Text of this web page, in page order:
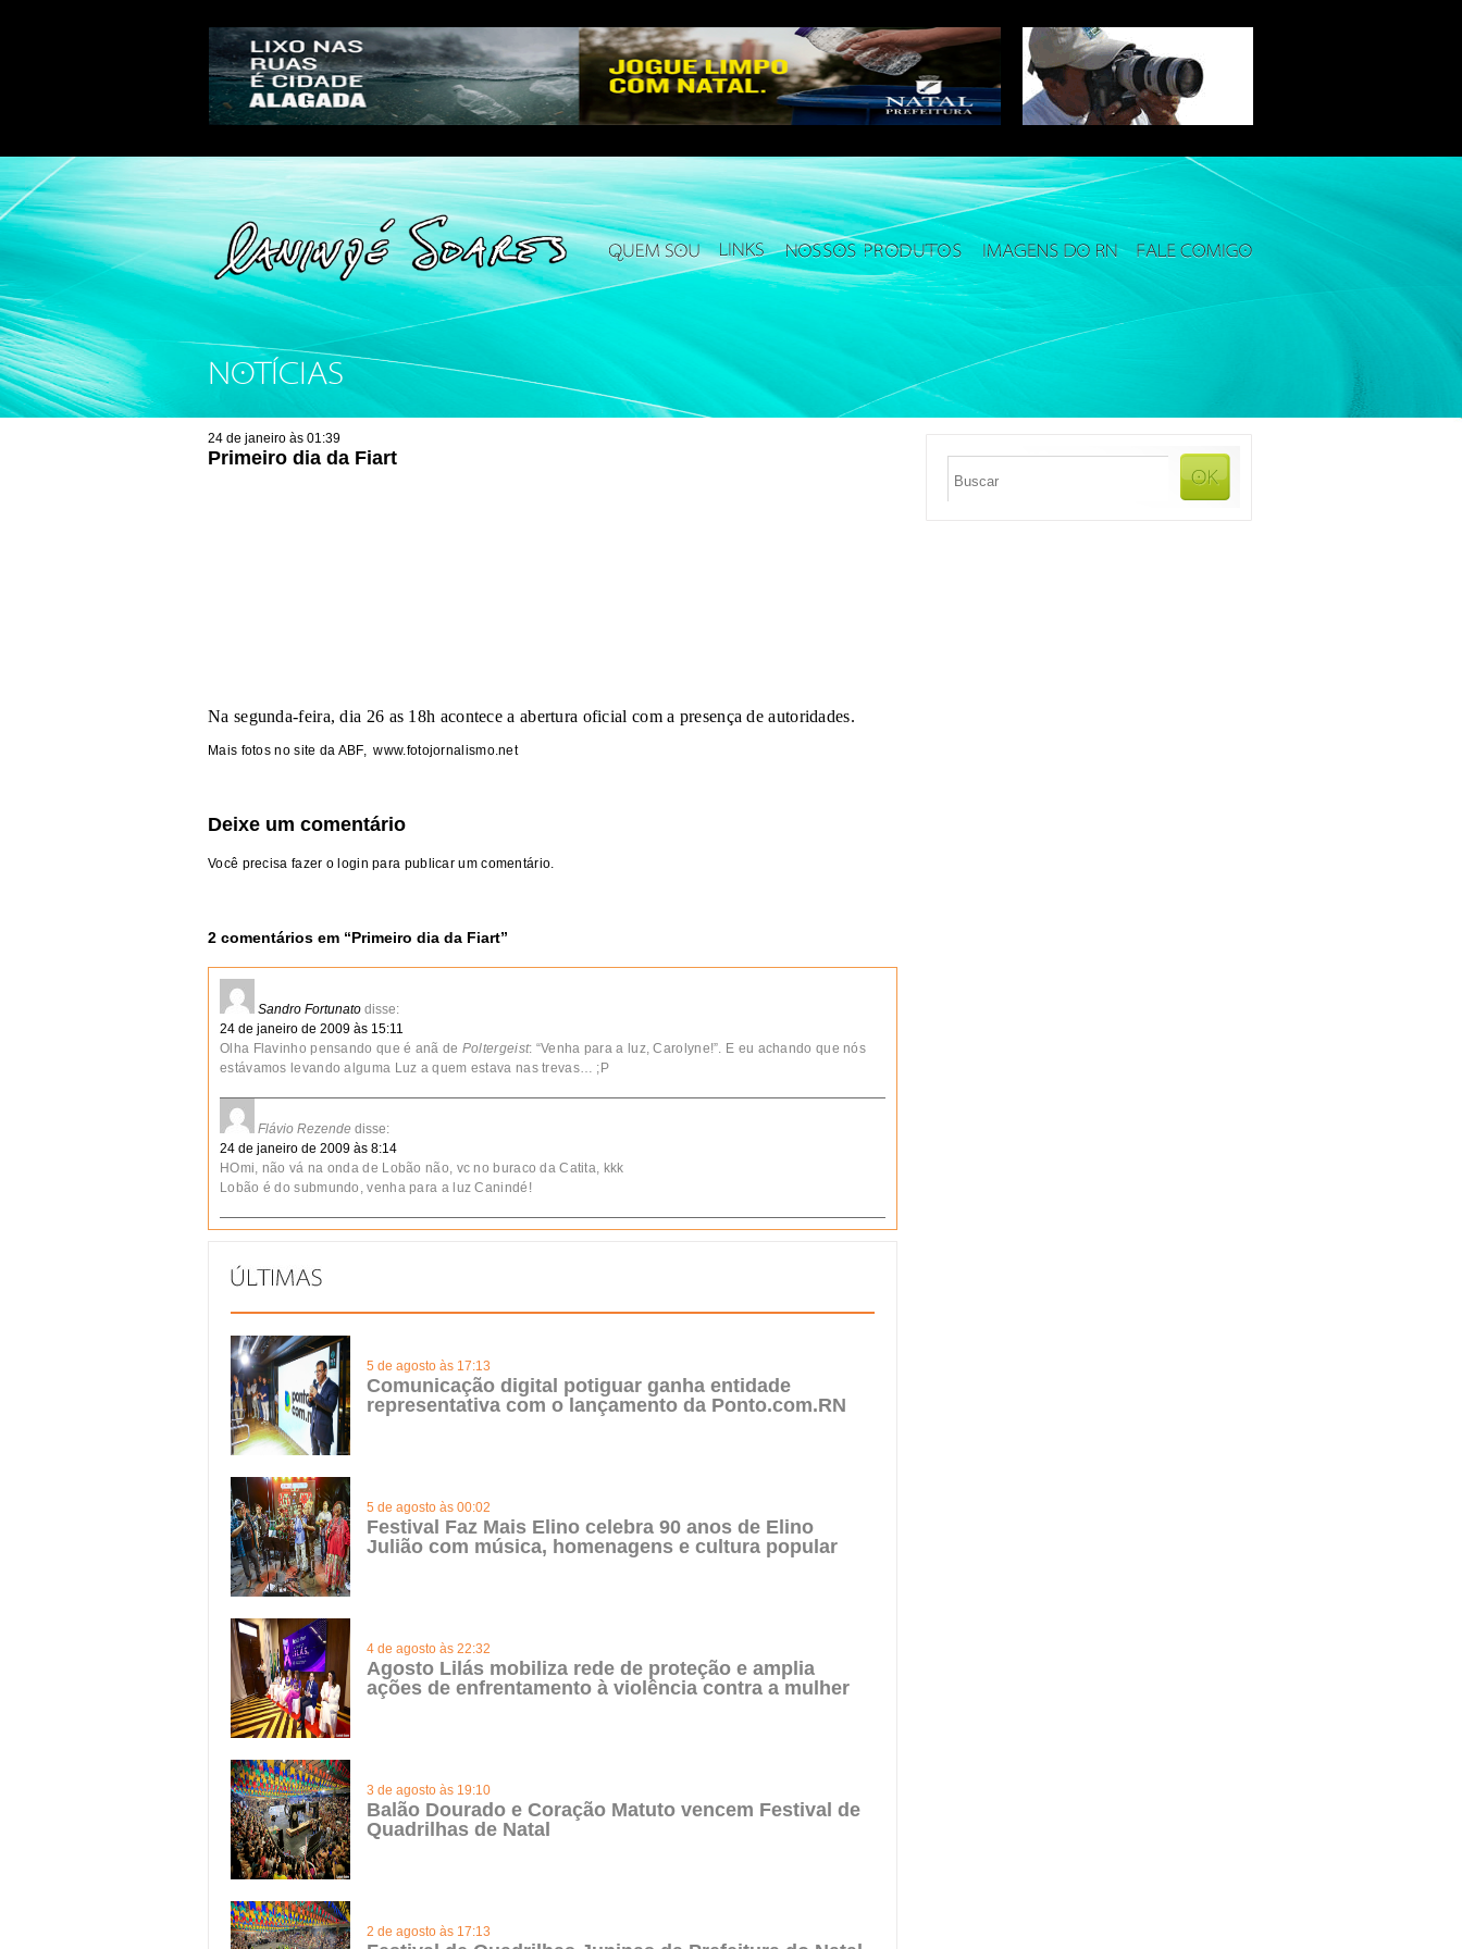
NOTÍCIAS
24 de janeiro às 01:39
Primeiro dia da Fiart
Na segunda-feira, dia 26 as 18h acontece a abertura oficial com a presença de autoridades.
Mais fotos no site da ABF,www.fotojornalismo.net
Deixe um comentário
Você precisa fazer o login para publicar um comentário.
2 comentários em “Primeiro dia da Fiart”
Sandro Fortunato disse:
24 de janeiro de 2009 às 15:11
Olha Flavinho pensando que é anã de Poltergeist: “Venha para a luz, Carolyne!”. E eu achando que nós
estávamos levando alguma Luz a quem estava nas trevas… ;P
Flávio Rezende disse:
24 de janeiro de 2009 às 8:14
HOmi, não vá na onda de Lobão não, vc no buraco da Catita, kkk
Lobão é do submundo, venha para a luz Canindé!
5 de agosto às 17:13
Comunicação digital potiguar ganha entidade
representativa com o lançamento da Ponto.com.RN
5 de agosto às 00:02
Festival Faz Mais Elino celebra 90 anos de Elino
Julião com música, homenagens e cultura popular
4 de agosto às 22:32
Agosto Lilás mobiliza rede de proteção e amplia
ações de enfrentamento à violência contra a mulher
3 de agosto às 19:10
Balão Dourado e Coração Matuto vencem Festival de
Quadrilhas de Natal
2 de agosto às 17:13